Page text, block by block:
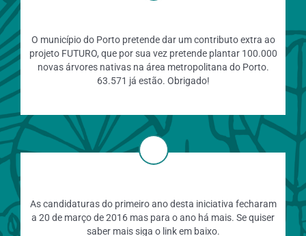
O município do Porto pretende dar um contributo extra ao
projeto FUTURO, que por sua vez pretende plantar 100.000
novas árvores nativas na área metropolitana do Porto.
63.571 já estão. Obrigado!
As candidaturas do primeiro ano desta iniciativa fecharam
a 20 de março de 2016 mas para o ano há mais. Se quiser
saber mais siga o link em baixo.